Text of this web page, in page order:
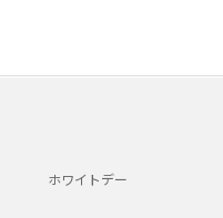
ホワイトデー